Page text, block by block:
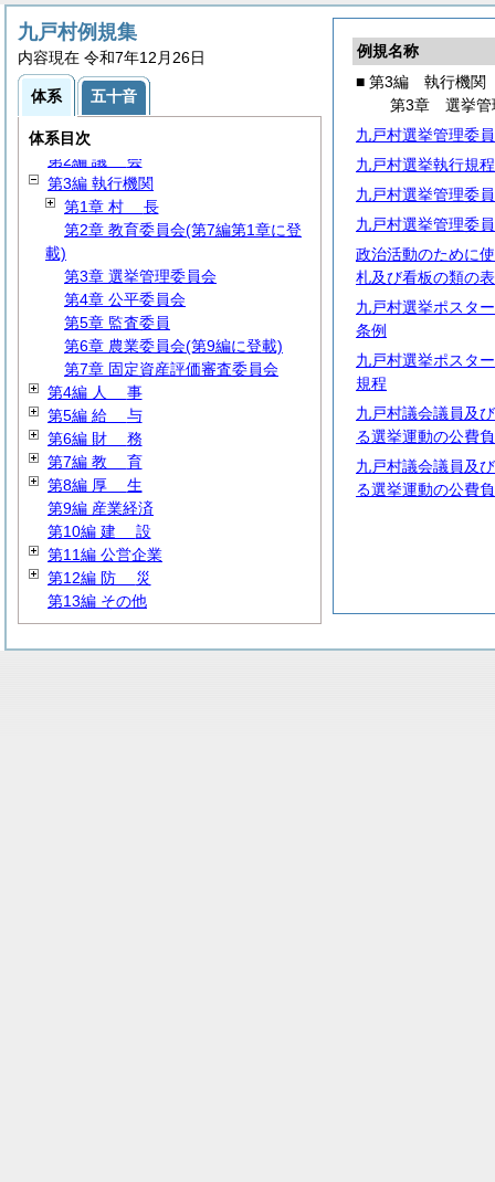
例規名称
■ 第3編 執行機関
第3章 選挙管
九戸村選挙管理委
九戸村選挙執行規程
九戸村選挙管理委
九戸村選挙管理委
政治活動のために
札及び看板の類の
九戸村選挙ポスタ
条例
九戸村選挙ポスタ
規程
九戸村議会議員及
る選挙運動の公費
九戸村議会議員及
る選挙運動の公費
九戸村例規集
内容現在 令和7年12月26日
体系 五十音
体系目次
第1編
第2編 議 会
第3編 執行機関
第1章 村 長
第2章 教育委員会(第7編第1章に登
載)
第3章 選挙管理委員会
第4章 公平委員会
第5章 監査委員
第6章 農業委員会(第9編に登載)
第7章 固定資産評価審査委員会
第4編 人 事
第5編 給 与
第6編 財 務
第7編 教 育
第8編 厚 生
第9編 産業経済
第10編 建 設
第11編 公営企業
第12編 防 災
第13編 その他